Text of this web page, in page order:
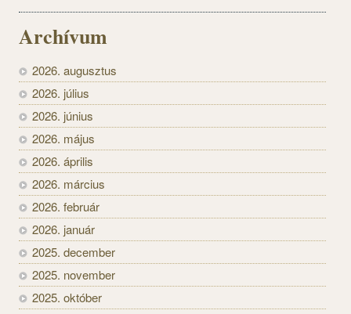
Archívum
2026. augusztus
2026. július
2026. június
2026. május
2026. április
2026. március
2026. február
2026. január
2025. december
2025. november
2025. október